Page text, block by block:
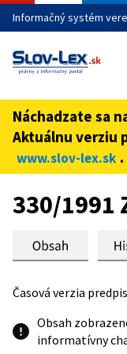
Informačný systém
Táto stránka je
cez zabezpečenú
Zabezpečená
domény webového
Náchadzate sa
Aktuálnu verziu
www.slov-lex.sk .
Preskoč na obsah
330/1991
Časová verzia
Obsah
informatívny